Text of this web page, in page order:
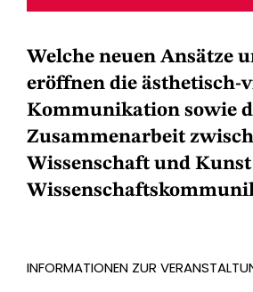
Welche neuen Ansätze
eröffnen die ästhetisch-
Kommunikation sowie
Zusammenarbeit
Wissenschaft und
INFORMATIONEN ZUR